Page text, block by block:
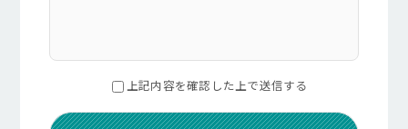
上記内容を確認した上で送信する